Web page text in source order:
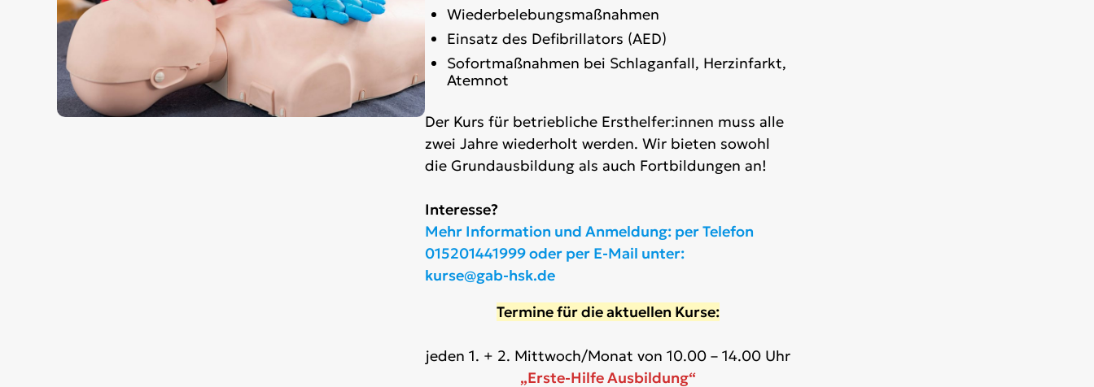
Wiederbelebungsmaßnahmen
Einsatz des Defibrillators (AED)
Sofortmaßnahmen bei Schlaganfall, Herzinfarkt,
Atemnot
Der Kurs für betriebliche Ersthelfer:innen muss alle
zwei Jahre wiederholt werden. Wir bieten sowohl
die Grundausbildung als auch Fortbildungen an!
Interesse?
Mehr Information und Anmeldung: per Telefon
015201441999 oder per E-Mail unter:
kurse@gab-hsk.de
Termine für die aktuellen Kurse:
jeden 1. + 2. Mittwoch/Monat von 10.00 – 14.00 Uhr
„Erste-Hilfe Ausbildung“